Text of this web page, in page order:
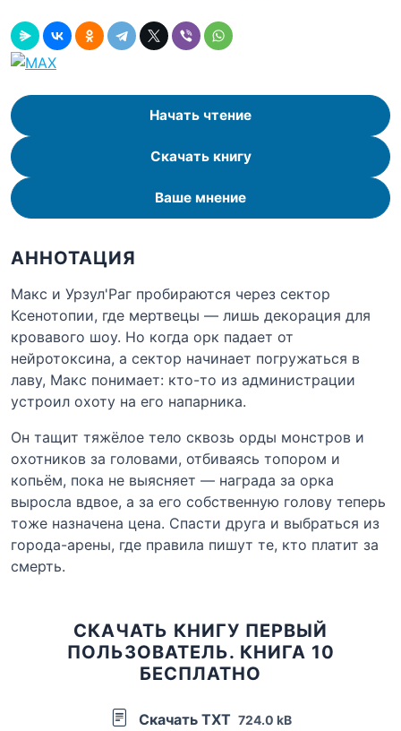
Начать чтение
Скачать книгу
Ваше мнение
АННОТАЦИЯ
Макс и Урзул'Раг пробираются через сектор
Ксенотопии, где мертвецы — лишь декорация для
кровавого шоу. Но когда орк падает от
нейротоксина, а сектор начинает погружаться в
лаву, Макс понимает: кто-то из администрации
устроил охоту на его напарника.
Он тащит тяжёлое тело сквозь орды монстров и
охотников за головами, отбиваясь топором и
копьём, пока не выясняет — награда за орка
выросла вдвое, а за его собственную голову теперь
тоже назначена цена. Спасти друга и выбраться из
города-арены, где правила пишут те, кто платит за
смерть.
СКАЧАТЬ КНИГУ ПЕРВЫЙ
ПОЛЬЗОВАТЕЛЬ. КНИГА 10
БЕСПЛАТНО
Скачать TXT 724.0 kB